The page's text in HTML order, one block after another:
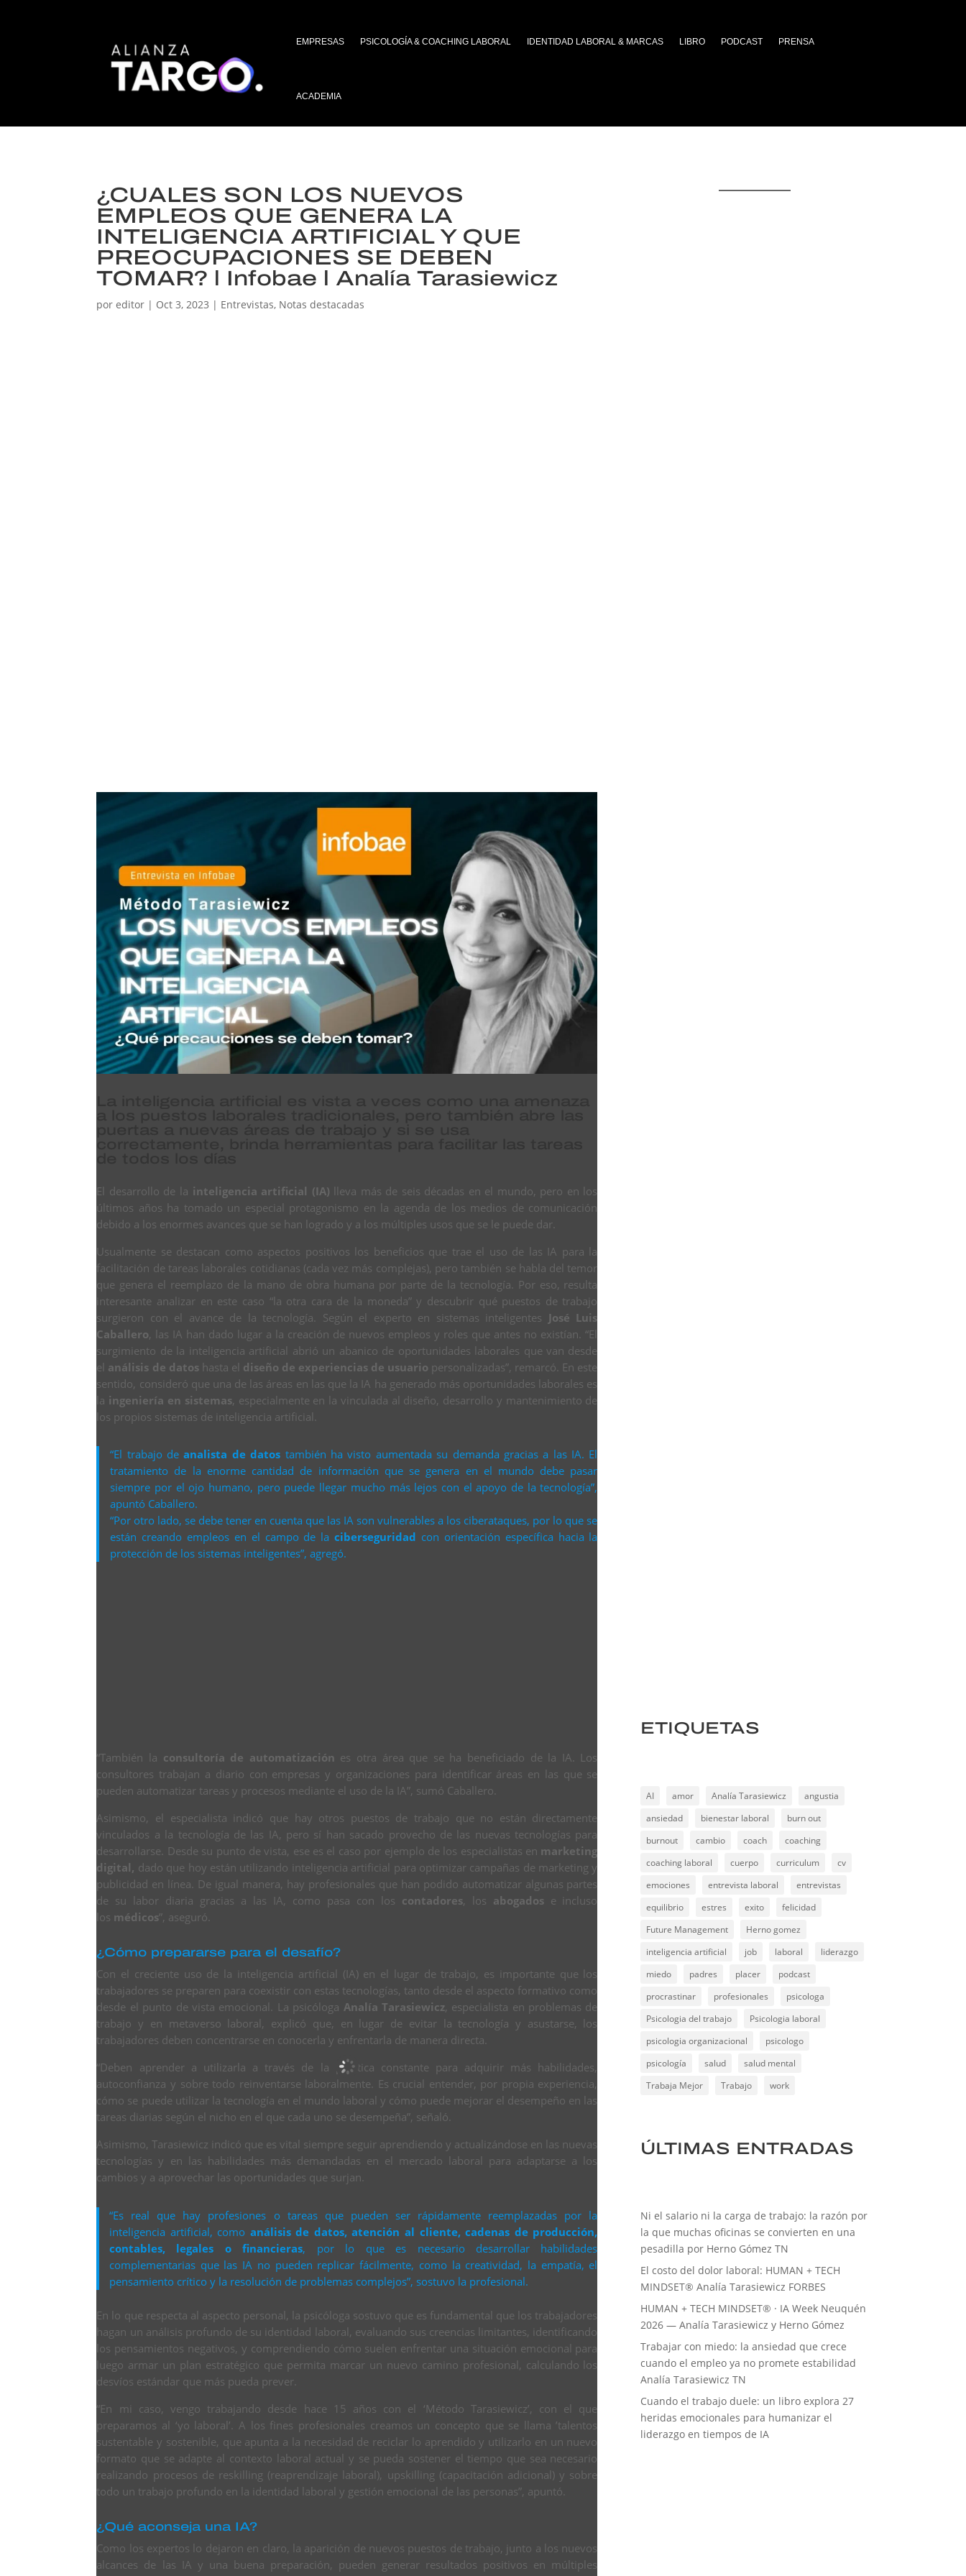
EMPRESAS PSICOLOGÍA & COACHING LABORAL IDENTIDAD LABORAL & MARCAS LIBRO PODCAST PRENSA
ACADEMIA
¿CUALES SON LOS NUEVOS
EMPLEOS QUE GENERA LA
INTELIGENCIA ARTIFICIAL Y QUE
PREOCUPACIONES SE DEBEN
TOMAR? l Infobae l Analía Tarasiewicz
poreditor | Oct 3, 2023 | Entrevistas, Notas destacadas
El desarrollo de la inteligencia artificial (IA) lleva más de seis décadas en el mundo, pero en los
últimos años ha tomado un especial protagonismo en la agenda de los medios de comunicación
debido a los enormes avances que se han logrado y a los múltiples usos que se le puede dar.
Usualmente se destacan como aspectos positivos los beneficios que trae el uso de las IA para la
facilitación de tareas laborales cotidianas (cada vez más complejas), pero también se habla del temor
que genera el reemplazo de la mano de obra humana por parte de la tecnología. Por eso, resulta
interesante analizar en este caso “la otra cara de la moneda” y descubrir qué puestos de trabajo
surgieron con el avance de la tecnología. Según el experto en sistemas inteligentes José Luis
Caballero, las IA han dado lugar a la creación de nuevos empleos y roles que antes no existían. “El
surgimiento de la inteligencia artificial abrió un abanico de oportunidades laborales que van desde
el análisis de datos hasta el diseño de experiencias de usuario personalizadas”, remarcó. En este
sentido, consideró que una de las áreas en las que la IA ha generado más oportunidades laborales es
la ingeniería en sistemas, especialmente en la vinculada al diseño, desarrollo y mantenimiento de
los propios sistemas de inteligencia artificial.
“El trabajo deanalista de datos también ha visto aumentada su demanda gracias a las IA. El
tratamiento de la enorme cantidad de información que se genera en el mundo debe pasar
siempre por el ojo humano, pero puede llegar mucho más lejos con el apoyo de la tecnología”,
apuntó Caballero.
“Por otro lado, se debe tener en cuenta que las IA son vulnerables a los ciberataques, por lo que se
están creando empleos en el campo de laciberseguridad con orientación específica hacia la
protección de los sistemas inteligentes”, agregó.
“También la consultoría de automatización es otra área que se ha beneficiado de la IA. Los
consultores trabajan a diario con empresas y organizaciones para identificar áreas en las que se
pueden automatizar tareas y procesos mediante el uso de la IA”, sumó Caballero.
Asimismo, el especialista indicó que hay otros puestos de trabajo que no están directamente
vinculados a la tecnología de las IA, pero sí han sacado provecho de las nuevas tecnologías para
desarrollarse. Desde su punto de vista, ese es el caso por ejemplo de los especialistas en marketing
digital, dado que hoy están utilizando inteligencia artificial para optimizar campañas de marketing y
publicidad en línea. De igual manera, hay profesionales que han podido automatizar algunas partes
de su labor diaria gracias a las IA, como pasa con los contadores, los abogados e incluso
los médicos”, aseguró.
¿Cómo prepararse para el desafío?
Con el creciente uso de la inteligencia artificial (IA) en el lugar de trabajo, es importante que los
trabajadores se preparen para coexistir con estas tecnologías, tanto desde el aspecto formativo como
desde el punto de vista emocional. La psicóloga Analía Tarasiewicz, especialista en problemas de
trabajo y en metaverso laboral, explicó que, en lugar de evitar la tecnología y asustarse, los
trabajadores deben concentrarse en conocerla y enfrentarla de manera directa.
“Deben aprender a utilizarla a través de la práctica constante para adquirir más habilidades,
autoconfianza y sobre todo reinventarse laboralmente. Es crucial entender, por propia experiencia,
cómo se puede utilizar la tecnología en el mundo laboral y cómo puede mejorar el desempeño en las
tareas diarias según el nicho en el que cada uno se desempeña”, señaló.
Asimismo, Tarasiewicz indicó que es vital siempre seguir aprendiendo y actualizándose en las nuevas
tecnologías y en las habilidades más demandadas en el mercado laboral para adaptarse a los
cambios y a aprovechar las oportunidades que surjan.
“Es real que hay profesiones o tareas que pueden ser rápidamente reemplazadas por la
inteligencia artificial, como análisis de datos, atención al cliente, cadenas de producción,
contables, legales o financieras, por lo que es necesario desarrollar habilidades
complementarias que las IA no pueden replicar fácilmente, como la creatividad, la empatía, el
pensamiento crítico y la resolución de problemas complejos”, sostuvo la profesional.
En lo que respecta al aspecto personal, la psicóloga sostuvo que es fundamental que los trabajadores
hagan un análisis profundo de su identidad laboral, evaluando sus creencias limitantes, identificando
los pensamientos negativos, y comprendiendo cómo suelen enfrentar una situación emocional para
luego armar un plan estratégico que permita marcar un nuevo camino profesional, calculando los
desvíos estándar que más pueda prever.
“En mi caso, vengo trabajando desde hace 15 años con el ‘Método Tarasiewicz’, con el que
preparamos al ‘yo laboral’. A los fines profesionales creamos un concepto que se llama ’talentos
sustentable y sostenible, que apunta a la necesidad de reciclar lo aprendido y utilizarlo en un nuevo
formato que se adapte al contexto laboral actual y se pueda sostener el tiempo que sea necesario
realizando procesos de reskilling (reaprendizaje laboral), upskilling (capacitación adicional) y sobre
todo un trabajo profundo en la identidad laboral y gestión emocional de las personas”, apuntó.
¿Qué aconseja una IA?
Como los expertos lo dejaron en claro, la aparición de nuevos puestos de trabajo, junto a los nuevos
alcances de las IA y una buena preparación, pueden generar resultados positivos en múltiples
ETIQUETAS
AI amor Analía Tarasiewicz
angustia
ansiedad
bienestar laboral
burn out
burnout
cambio coach
coaching
coaching laboral
cuerpo curriculum
cv
emociones
entrevista laboral
entrevistas
equilibrio
estres exito
felicidad
Future Management
Herno gomez
inteligencia artificial
job laboral
liderazgo
miedo
padres placer
podcast
procrastinar
profesionales
psicologa
Psicologia del trabajo
Psicologia laboral
psicologia organizacional
psicologo
psicología
salud
salud mental
Trabaja Mejor
Trabajo work
ÚLTIMAS ENTRADAS
Ni el salario ni la carga de trabajo: la razón por
la que muchas oficinas se convierten en una
pesadilla por Herno Gómez TN
El costo del dolor laboral: HUMAN + TECH
MINDSET® Analía Tarasiewicz FORBES
HUMAN + TECH MINDSET® · IA Week Neuquén
2026 — Analía Tarasiewicz y Herno Gómez
Trabajar con miedo: la ansiedad que crece
cuando el empleo ya no promete estabilidad
Analía Tarasiewicz TN
Cuando el trabajo duele: un libro explora 27
heridas emocionales para humanizar el
liderazgo en tiempos de IA